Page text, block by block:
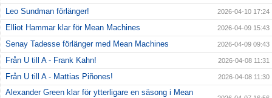
Leo Sundman förlänger! 2026-04-10 17:24
Elliot Hammar klar för Mean Machines 2026-04-09 15:43
Senay Tadesse förlänger med Mean Machines 2026-04-09 09:43
Från U till A - Frank Kahn! 2026-04-08 11:31
Från U till A - Mattias Piñones! 2026-04-08 11:30
Alexander Green klar för ytterligare en säsong i Mean